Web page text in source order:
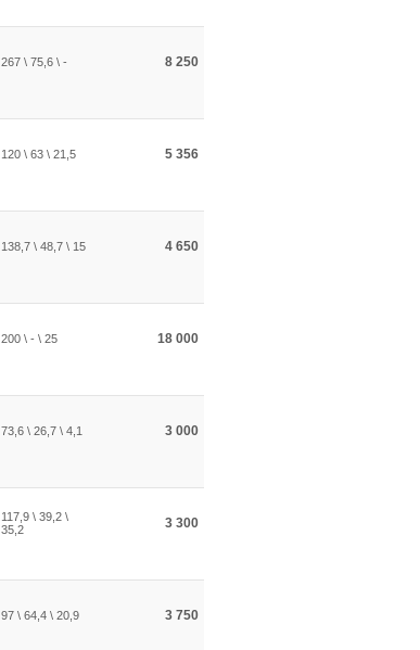
267 \ 75,6 \ - 8 250
120 \ 63 \ 21,5 5 356
138,7 \ 48,7 \ 15 4 650
200 \ - \ 25 18 000
73,6 \ 26,7 \ 4,1 3 000
117,9 \ 39,2 \
35,2
3 300
97 \ 64,4 \ 20,9 3 750